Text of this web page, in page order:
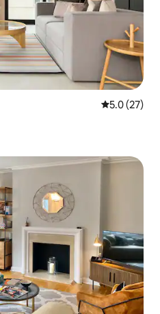
Calificación
5.0 (27)